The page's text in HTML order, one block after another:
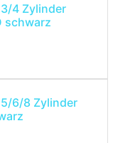
3/4 Zylinder
schwarz
5/6/8 Zylinder